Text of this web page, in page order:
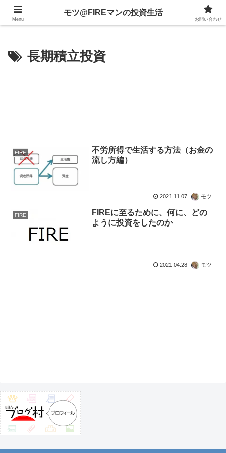
不動産、投資信託、暗号資産、株式、等々への投資について
長期積立投資
FIRE
不労所得で生活する方法（お金の
流し方編）
2021.11.07 モツ
FIRE
FIREに至るために、何に、どの
ように投資をしたのか
2021.04.28 モツ
Menu
モツ@FIREマンの投資生活
お問い合わせ